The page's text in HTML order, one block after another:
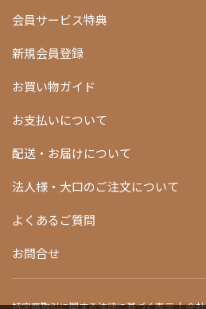
会員サービス特典
新規会員登録
お買い物ガイド
お支払いについて
配送・お届けについて
法人様・大口のご注文について
よくあるご質問
お問合せ
特定商取引に関する法律に基づく表示 会